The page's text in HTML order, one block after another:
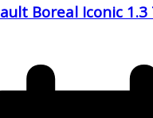
Boreal Iconic 1.3